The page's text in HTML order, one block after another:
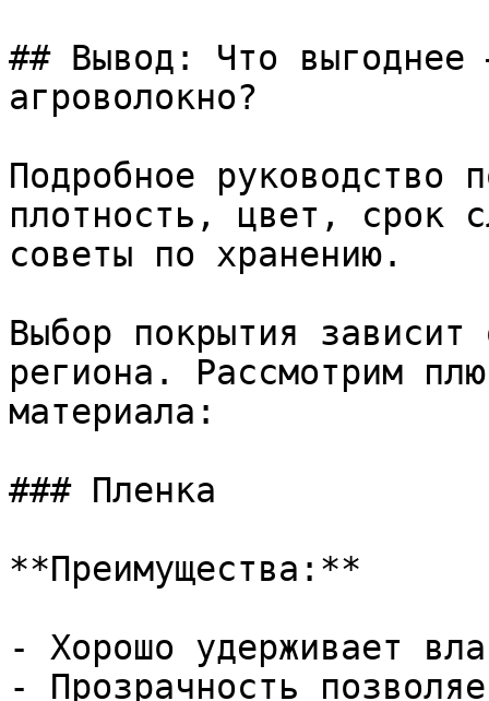
## Вывод: Что выгоднее
агроволокно?
Подробное руководство
плотность, цвет, срок
советы по хранению.
Выбор покрытия
региона. Рассмотрим
материала:
### Пленка
**Преимущества:**
- Хорошо удерживает
- Прозрачность